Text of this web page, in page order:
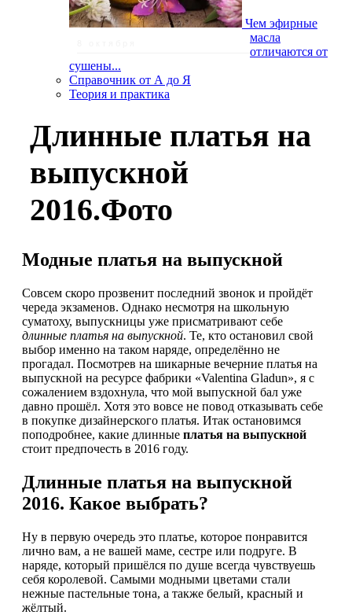
Чем эфирные
масла
отличаются от
сушены...
Справочник от А до Я
Теория и практика
Длинные платья на
выпускной
2016.Фото
Модные платья на выпускной
Совсем скоро прозвенит последний звонок и пройдёт
череда экзаменов. Однако несмотря на школьную
суматоху, выпускницы уже присматривают себе
длинные платья на выпускной. Те, кто остановил свой
выбор именно на таком наряде, определённо не
прогадал. Посмотрев на шикарные вечерние платья на
выпускной на ресурсе фабрики «Valentina Gladun», я с
сожалением вздохнула, что мой выпускной бал уже
давно прошёл. Хотя это вовсе не повод отказывать себе
в покупке дизайнерского платья. Итак остановимся
поподробнее, какие длинные платья на выпускной
стоит предпочесть в 2016 году.
Длинные платья на выпускной
2016. Какое выбрать?
Ну в первую очередь это платье, которое понравится
лично вам, а не вашей маме, сестре или подруге. В
наряде, который пришёлся по душе всегда чувствуешь
себя королевой. Самыми модными цветами стали
нежные пастельные тона, а также белый, красный и
жёлтый.